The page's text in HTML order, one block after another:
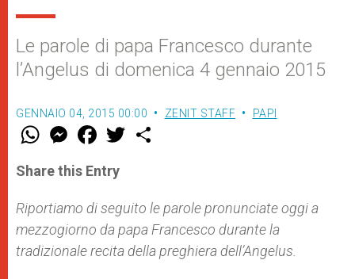
Le parole di papa Francesco durante
l’Angelus di domenica 4 gennaio 2015
GENNAIO 04, 2015 00:00 ZENIT STAFF PAPI
W
t
s
p
p
M
e
s
e
g
e
r
F
a
e
b
o
k
w
r
Share this Entry
Riportiamo di seguito le parole pronunciate oggi a
mezzogiorno da papa Francesco durante la
tradizionale recita della preghiera dell’Angelus.